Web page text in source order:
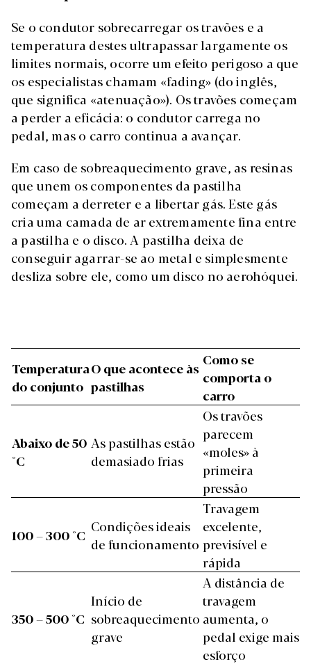
Se o condutor sobrecarregar os travões e a
temperatura destes ultrapassar largamente os
limites normais, ocorre um efeito perigoso a que
os especialistas chamam «fading» (do inglês,
que significa «atenuação»). Os travões começam
a perder a eficácia: o condutor carrega no
pedal, mas o carro continua a avançar.
Em caso de sobreaquecimento grave, as resinas
que unem os componentes da pastilha
começam a derreter e a libertar gás. Este gás
cria uma camada de ar extremamente fina entre
a pastilha e o disco. A pastilha deixa de
conseguir agarrar-se ao metal e simplesmente
desliza sobre ele, como um disco no aerohóquei.
Temperatura
do conjunto
O que acontece às
pastilhas
Como se
comporta o
carro
Abaixo de 50
°C
As pastilhas estão
demasiado frias
Os travões
parecem
«moles» à
primeira
pressão
100 – 300 °C Condições ideais
de funcionamento
Travagem
excelente,
previsível e
rápida
350 – 500 °C
Início de
sobreaquecimento
grave
A distância de
travagem
aumenta, o
pedal exige mais
esforço